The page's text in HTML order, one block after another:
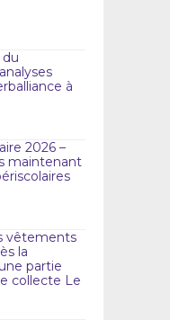
à
2026 –
maintenant
vêtements
la
partie
collecte Le